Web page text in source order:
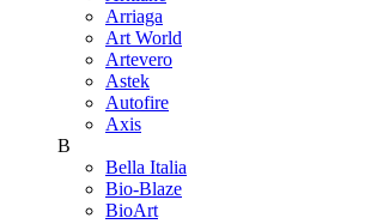
Arriaga
Art World
Artevero
Astek
Autofire
Axis
B
Bella Italia
Bio-Blaze
BioArt